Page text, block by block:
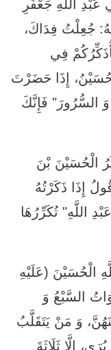
اللَّهِ جَعْفَرِ
جُعِلْتُ فِدَاكَ،
فِي
إِذَا حَضَرْتَ
وَ السُّرُورَ" فَإِنَّكَ
الْحُسَيْنَ بْنَ
إِذَا ذَكَرْتُهُ
اللَّهِ" تُكَرِّرُهَا
الْحُسَيْنَ (عَلَيْهِ
السَّبْعُ وَ
وَ مَنْ يَتَقَلَّبُ
إِلَّا ثَلَاثَةَ